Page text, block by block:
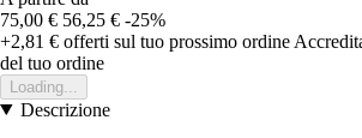
75,00 € 56,25 € -25%
+2,81 € offerti sul tuo prossimo ordine
del tuo ordine
Loading...
Descrizione